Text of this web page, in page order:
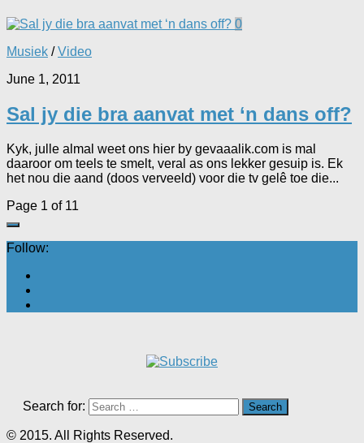
0
Musiek /Video
June 1, 2011
Sal jy die bra aanvat met ‘n dans off?
Kyk, julle almal weet ons hier by gevaaalik.com is mal
daaroor om teels te smelt, veral as ons lekker gesuip is. Ek
het nou die aand (doos verveeld) voor die tv gelê toe die...
Page 1 of 11
Follow:
Search for:
© 2015. All Rights Reserved.